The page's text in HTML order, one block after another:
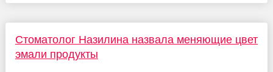
Стоматолог Назилина назвала меняющие цвет
эмали продукты